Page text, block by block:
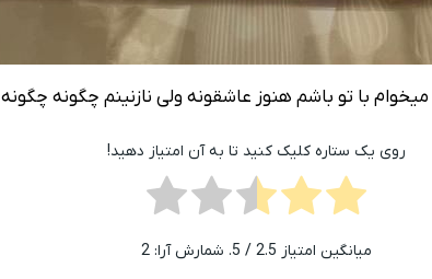
میخوام با تو باشم هنوز عاشقونه ولی نازنینم چگونه چگونه
روی یک ستاره کلیک کنید تا به آن امتیاز دهید!
میانگین امتیاز 2.5/ 5. شمارش آرا: 2